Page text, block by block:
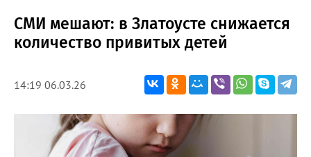
СМИ мешают: в Златоусте снижается
количество привитых детей
14:19 06.03.26